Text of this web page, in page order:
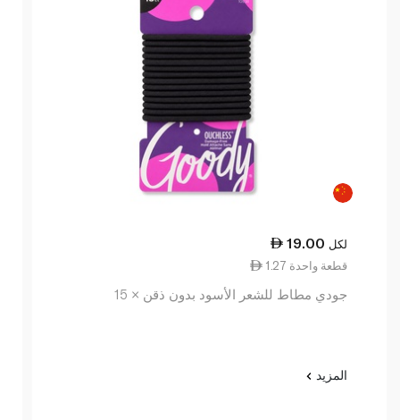
19.00 لكل
1.27 قطعة واحدة
جودي مطاط للشعر الأسود بدون ذقن × 15
المزيد